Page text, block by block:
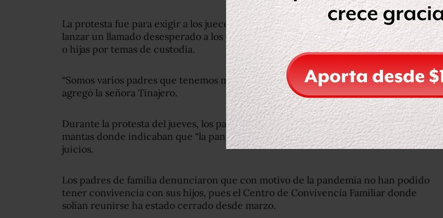
La protesta fue para exigir a los jueces locales que sus casos se agilicen, pero además
lanzar un llamado desesperado a los padres que impiden la convivencia de sus hijos
o hijas por temas de custodia.
“Somos varios padres que tenemos meses sin ver a nuestros hijos, no es justo”,
agregó la señora Tinajero.
Durante la protesta del jueves, los padres marcharon en silencio, con cartulinas y
mantas donde indicaban que “la pandemia no debe ser un pretexto” para alargar los
juicios.
Los padres de familia denunciaron que con motivo de la pandemia no han podido
tener convivencia con sus hijos, pues el Centro de Convivencia Familiar donde
solían reunirse ha estado cerrado desde marzo.